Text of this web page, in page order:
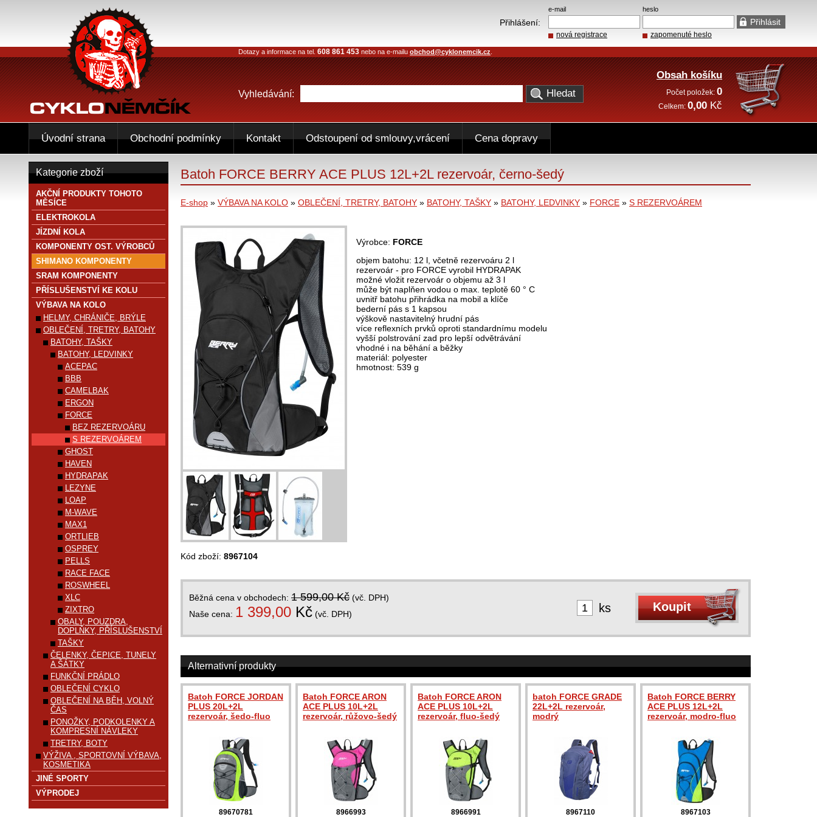
Batoh FORCE BERRY ACE PLUS 12L+2L rezervoár, černo-šedý
E-shop » VÝBAVA NA KOLO » OBLEČENÍ, TRETRY, BATOHY » BATOHY, TAŠKY » BATOHY, LEDVINKY » FORCE » S REZERVOÁREM
Výrobce: FORCE
objem batohu: 12 l, včetně rezervoáru 2 l
rezervoár - pro FORCE vyrobil HYDRAPAK
možné vložit rezervoár o objemu až 3 l
může být naplňen vodou o max. teplotě 60 ° C
uvnitř batohu přihrádka na mobil a klíče
bederní pás s 1 kapsou
výškově nastavitelný hrudní pás
více reflexních prvků oproti standardnímu modelu
vyšší polstrování zad pro lepší odvětrávání
vhodné i na běhání a běžky
materiál: polyester
hmotnost: 539 g
Kód zboží: 8967104
Běžná cena v obchodech: 1 599,00 Kč (vč. DPH)
Naše cena: 1 399,00 Kč (vč. DPH) ks
Alternativní produkty
Batoh FORCE JORDAN
PLUS 20L+2L
rezervoár, šedo-fluo
89670781
Batoh FORCE ARON
ACE PLUS 10L+2L
rezervoár, růžovo-šedý
8966993
Batoh FORCE ARON
ACE PLUS 10L+2L
rezervoár, fluo-šedý
8966991
batoh FORCE GRADE
22L+2L rezervoár,
modrý
8967110
Batoh FORCE BERRY
ACE PLUS 12L+2L
rezervoár, modro-fluo
8967103
Kategorie zboží
AKČNÍ PRODUKTY TOHOTO
MĚSÍCE
ELEKTROKOLA
JÍZDNÍ KOLA
KOMPONENTY OST. VÝROBCŮ
SHIMANO KOMPONENTY
SRAM KOMPONENTY
PŘÍSLUŠENSTVÍ KE KOLU
VÝBAVA NA KOLO
HELMY, CHRÁNIČE, BRÝLE
OBLEČENÍ, TRETRY, BATOHY
BATOHY, TAŠKY
BATOHY, LEDVINKY
ACEPAC
BBB
CAMELBAK
ERGON
FORCE
BEZ REZERVOÁRU
S REZERVOÁREM
GHOST
HAVEN
HYDRAPAK
LEZYNE
LOAP
M-WAVE
MAX1
ORTLIEB
OSPREY
PELLS
RACE FACE
ROSWHEEL
XLC
ZIXTRO
OBALY, POUZDRA,
DOPLŇKY, PŘÍSLUŠENSTVÍ
TAŠKY
ČELENKY, ČEPICE, TUNELY
A ŠÁTKY
FUNKČNÍ PRÁDLO
OBLEČENÍ CYKLO
OBLEČENÍ NA BĚH, VOLNÝ
ČAS
PONOŽKY, PODKOLENKY A
KOMPRESNÍ NÁVLEKY
TRETRY, BOTY
VÝŽIVA , SPORTOVNÍ VÝBAVA,
KOSMETIKA
JINÉ SPORTY
VÝPRODEJ
e-mail heslo
Přihlášení:
nová registrace zapomenuté heslo
Dotazy a informace na tel. 608 861 453 nebo na e-mailu obchod@cyklonemcik.cz
Vyhledávání:
Obsah košíku
Počet položek:0
Celkem: 0,00 Kč
Úvodní strana Obchodní podmínky Kontakt Odstoupení od smlouvy,vrácení Cena dopravy